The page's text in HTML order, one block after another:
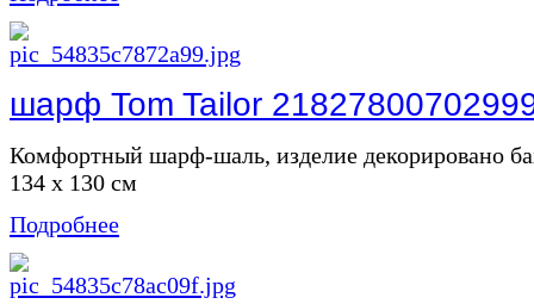
шарф Tom Tailor
Комфортный шарф-шаль, изделие декорировано
134 х 130 см
Подробнее